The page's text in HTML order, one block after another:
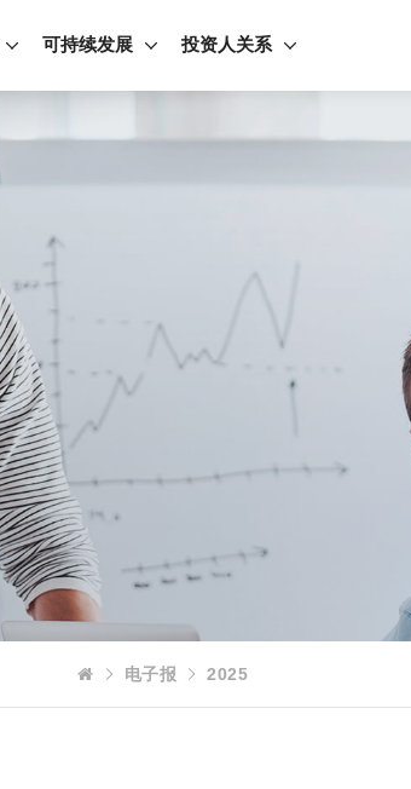
可持续发展 投资人关系
电子报 2025